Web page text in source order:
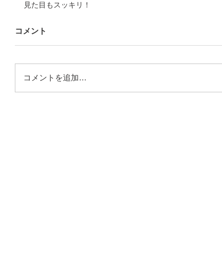
見た目もスッキリ！
コメント
コメントを追加…